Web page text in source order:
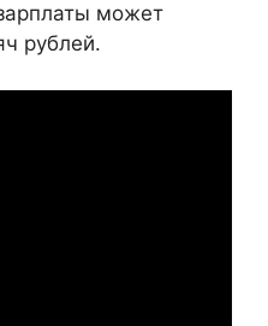
может
рублей.